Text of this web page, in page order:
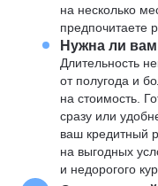
на несколько
предпочитаете
Нужна ли вам
Длительность
от полугода и
на стоимость.
сразу или
ваш кредитный
на выгодных
и недорогого